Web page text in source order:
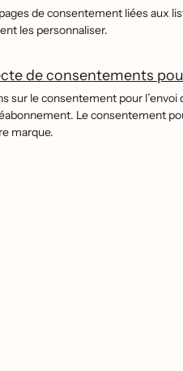
de consentement liées aux
les personnaliser.
de consentements
sur le consentement pour
Le consentement
marque.